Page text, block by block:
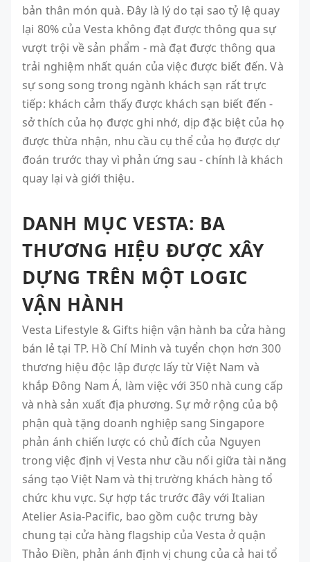
bản thân món quà. Đây là lý do tại sao tỷ lệ quay
lại 80% của Vesta không đạt được thông qua sự
vượt trội về sản phẩm - mà đạt được thông qua
trải nghiệm nhất quán của việc được biết đến. Và
sự song song trong ngành khách sạn rất trực
tiếp: khách cảm thấy được khách sạn biết đến -
sở thích của họ được ghi nhớ, dịp đặc biệt của họ
được thừa nhận, nhu cầu cụ thể của họ được dự
đoán trước thay vì phản ứng sau - chính là khách
quay lại và giới thiệu.
DANH MỤC VESTA: BA
THƯƠNG HIỆU ĐƯỢC XÂY
DỰNG TRÊN MỘT LOGIC
VẬN HÀNH
Vesta Lifestyle & Gifts hiện vận hành ba cửa hàng
bán lẻ tại TP. Hồ Chí Minh và tuyển chọn hơn 300
thương hiệu độc lập được lấy từ Việt Nam và
khắp Đông Nam Á, làm việc với 350 nhà cung cấp
và nhà sản xuất địa phương. Sự mở rộng của bộ
phận quà tặng doanh nghiệp sang Singapore
phản ánh chiến lược có chủ đích của Nguyen
trong việc định vị Vesta như cầu nối giữa tài năng
sáng tạo Việt Nam và thị trường khách hàng tổ
chức khu vực. Sự hợp tác trước đây với Italian
Atelier Asia-Pacific, bao gồm cuộc trưng bày
chung tại cửa hàng flagship của Vesta ở quận
Thảo Điền, phản ánh định vị chung của cả hai tổ